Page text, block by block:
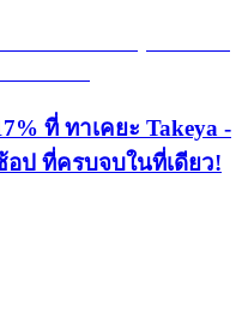
ที่ ทาเคยะ Takeya -
อป ที่ครบจบในที่เดียว!